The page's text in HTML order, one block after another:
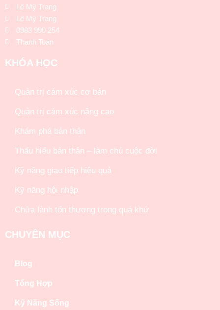
Lê Mỹ Trang
Lê Mỹ Trang
0983 990 254
Thanh Toán
KHÓA HỌC
Quản trị cảm xúc cơ bản
Quản trị cảm xúc nâng cao
Khám phá bản thân
Thấu hiểu bản thân – làm chủ cuộc đời
Kỹ năng giao tiếp hiệu quả
Kỹ năng hội nhập
Chữa lành tổn thương trong quá khứ
CHUYÊN MỤC
Blog
Tổng Hợp
Kỹ Năng Sống